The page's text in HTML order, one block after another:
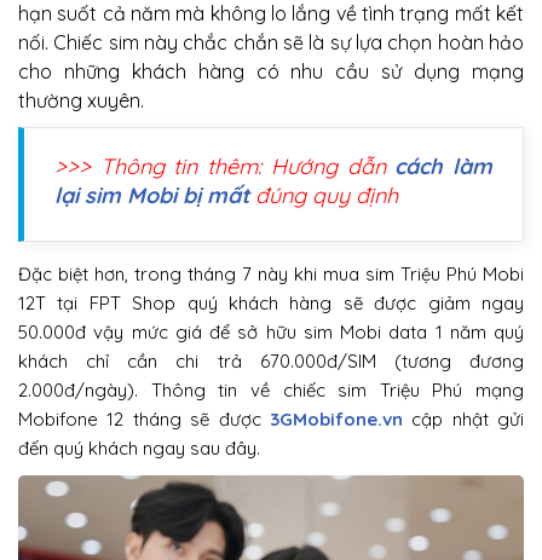
hạn suốt cả năm mà không lo lắng về tình trạng mất kết
nối. Chiếc sim này chắc chắn sẽ là sự lựa chọn hoàn hảo
cho những khách hàng có nhu cầu sử dụng mạng
thường xuyên.
>>> Thông tin thêm: Hướng dẫn cách làm
lại sim Mobi bị mấtđúng quy định
Đặc biệt hơn, trong tháng 7 này khi mua sim Triệu Phú Mobi
12T tại FPT Shop quý khách hàng sẽ được giảm ngay
50.000đ vậy mức giá để sở hữu sim Mobi data 1 năm quý
khách chỉ cần chi trả 670.000đ/SIM (tương đương
2.000đ/ngày). Thông tin về chiếc sim Triệu Phú mạng
Mobifone 12 tháng sẽ được 3GMobifone.vn cập nhật gửi
đến quý khách ngay sau đây.